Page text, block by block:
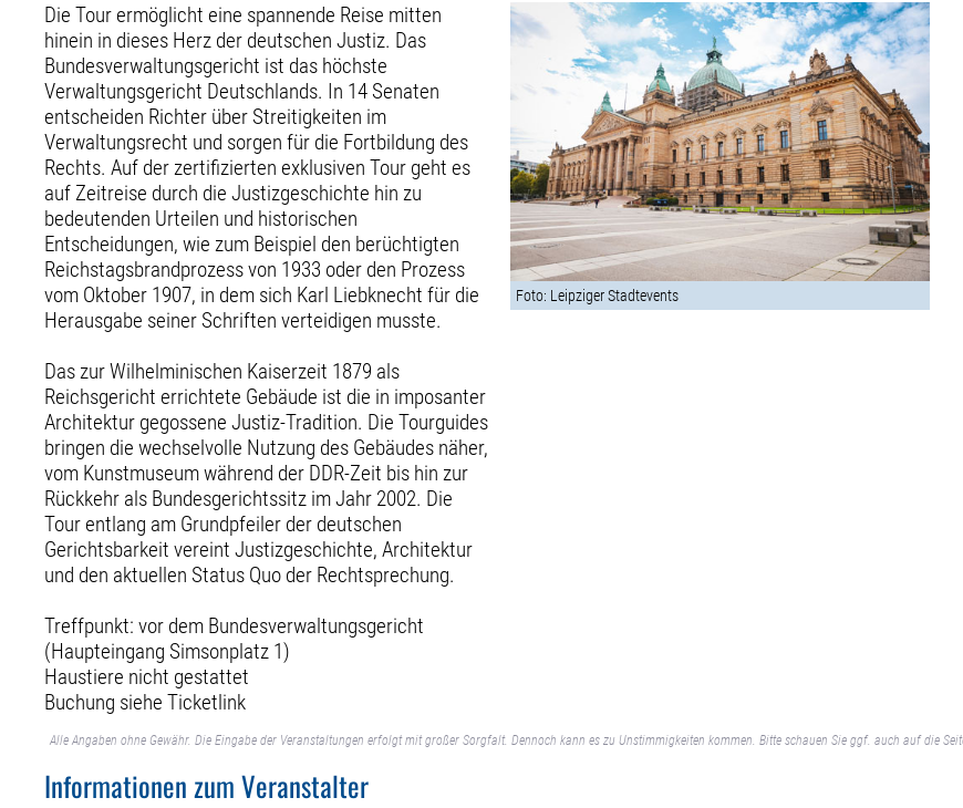
Die Tour ermöglicht eine spannende Reise mitten
hinein in dieses Herz der deutschen Justiz. Das
Bundesverwaltungsgericht ist das höchste
Verwaltungsgericht Deutschlands. In 14 Senaten
entscheiden Richter über Streitigkeiten im
Verwaltungsrecht und sorgen für die Fortbildung des
Rechts. Auf der zertifizierten exklusiven Tour geht es
auf Zeitreise durch die Justizgeschichte hin zu
bedeutenden Urteilen und historischen
Entscheidungen, wie zum Beispiel den berüchtigten
Reichstagsbrandprozess von 1933 oder den Prozess
vom Oktober 1907, in dem sich Karl Liebknecht für die
Herausgabe seiner Schriften verteidigen musste.
Das zur Wilhelminischen Kaiserzeit 1879 als
Reichsgericht errichtete Gebäude ist die in imposanter
Architektur gegossene Justiz-Tradition. Die Tourguides
bringen die wechselvolle Nutzung des Gebäudes näher,
vom Kunstmuseum während der DDR-Zeit bis hin zur
Rückkehr als Bundesgerichtssitz im Jahr 2002. Die
Tour entlang am Grundpfeiler der deutschen
Gerichtsbarkeit vereint Justizgeschichte, Architektur
und den aktuellen Status Quo der Rechtsprechung.
Treffpunkt: vor dem Bundesverwaltungsgericht
(Haupteingang Simsonplatz 1)
Haustiere nicht gestattet
Buchung siehe Ticketlink
Foto: Leipziger Stadtevents
Alle Angaben ohne Gewähr. Die Eingabe der Veranstaltungen erfolgt mit großer Sorgfalt. Dennoch kann es zu Unstimmigkeiten kommen. Bitte schauen Sie ggf. auch auf die
Informationen zum Veranstalter